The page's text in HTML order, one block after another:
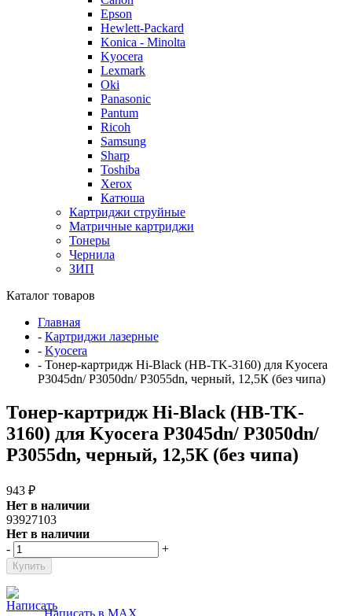
Epson
Hewlett-Packard
Konica - Minolta
Kyocera
Lexmark
Oki
Panasonic
Pantum
Ricoh
Samsung
Sharp
Toshiba
Xerox
Катюша
Картриджи струйные
Матричные картриджи
Тонеры
Чернила
ЗИП
Каталог товаров
Главная
- Картриджи лазерные
- Kyocera
- Тонер-картридж Hi-Black (HB-TK-3160) для Kyocera
P3045dn/ P3050dn/ P3055dn, черный, 12,5К (без чипа)
Тонер-картридж Hi-Black (HB-TK-
3160) для Kyocera P3045dn/ P3050dn/
P3055dn, черный, 12,5К (без чипа)
943 ₽
Нет в наличии
93927103
Нет в наличии
-
+
Написать в MAX